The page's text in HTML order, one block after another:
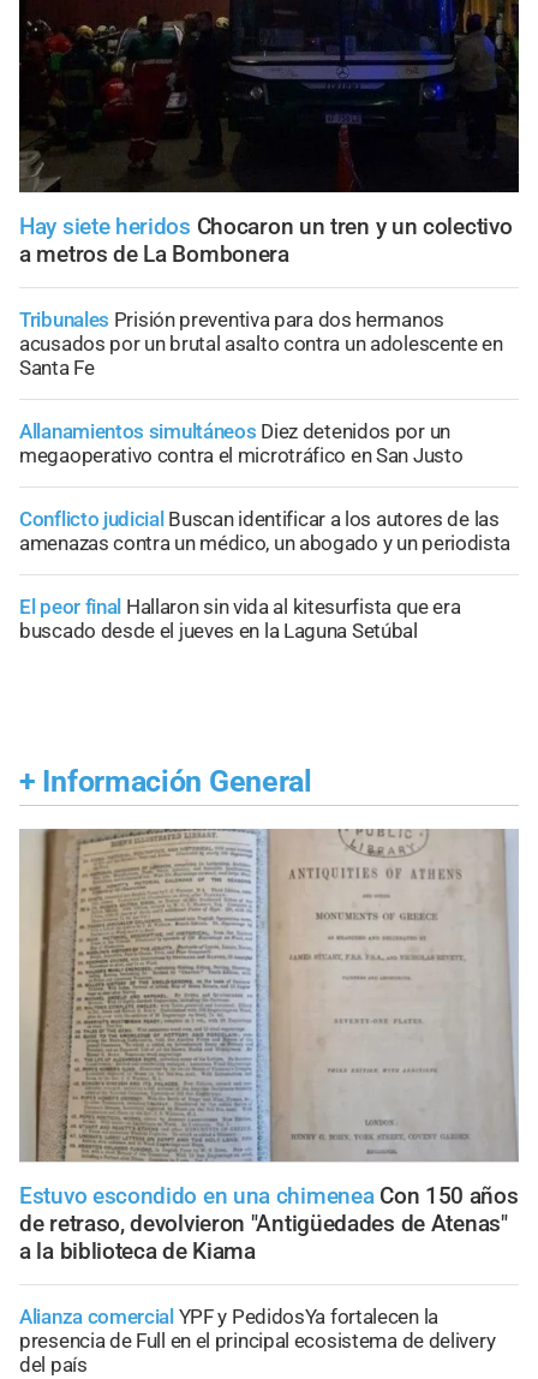
Hay siete heridos Chocaron un tren y un colectivo
a metros de La Bombonera
Tribunales Prisión preventiva para dos hermanos
acusados por un brutal asalto contra un adolescente en
Santa Fe
Allanamientos simultáneos Diez detenidos por un
megaoperativo contra el microtráfico en San Justo
Conflicto judicial Buscan identificar a los autores de las
amenazas contra un médico, un abogado y un periodista
El peor final Hallaron sin vida al kitesurfista que era
buscado desde el jueves en la Laguna Setúbal
+ Información General
Estuvo escondido en una chimenea Con 150 años
de retraso, devolvieron "Antigüedades de Atenas"
a la biblioteca de Kiama
Alianza comercial YPF y PedidosYa fortalecen la
presencia de Full en el principal ecosistema de delivery
del país